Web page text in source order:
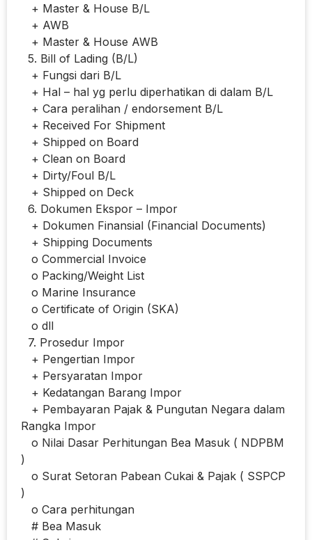
+ Master & House B/L
+ AWB
+ Master & House AWB
5. Bill of Lading (B/L)
+ Fungsi dari B/L
+ Hal – hal yg perlu diperhatikan di dalam B/L
+ Cara peralihan / endorsement B/L
+ Received For Shipment
+ Shipped on Board
+ Clean on Board
+ Dirty/Foul B/L
+ Shipped on Deck
6. Dokumen Ekspor – Impor
+ Dokumen Finansial (Financial Documents)
+ Shipping Documents
o Commercial Invoice
o Packing/Weight List
o Marine Insurance
o Certificate of Origin (SKA)
o dll
7. Prosedur Impor
+ Pengertian Impor
+ Persyaratan Impor
+ Kedatangan Barang Impor
+ Pembayaran Pajak & Pungutan Negara dalam
Rangka Impor
o Nilai Dasar Perhitungan Bea Masuk ( NDPBM
)
o Surat Setoran Pabean Cukai & Pajak ( SSPCP
)
o Cara perhitungan
# Bea Masuk